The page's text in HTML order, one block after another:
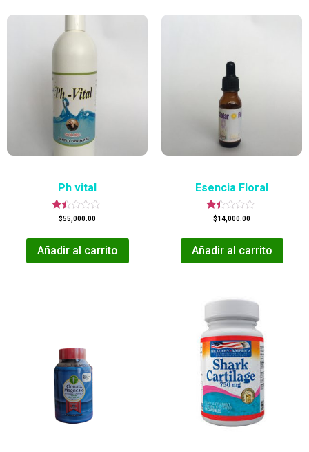
Ph vital
Valorado
de
5
$55,000.00
Añadir al carrito
Esencia Floral
Valorado
de
5
$14,000.00
Añadir al carrito